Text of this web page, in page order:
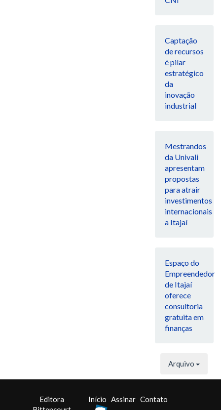
Captação
de recursos
é pilar
estratégico
da
inovação
industrial
Mestrandos
da Univali
apresentam
propostas
para atrair
investimentos
internacionais
a Itajaí
Espaço do
Empreendedor
de Itajaí
oferece
consultoria
gratuita em
finanças
Arquivo
Editora
Início Assinar Contato